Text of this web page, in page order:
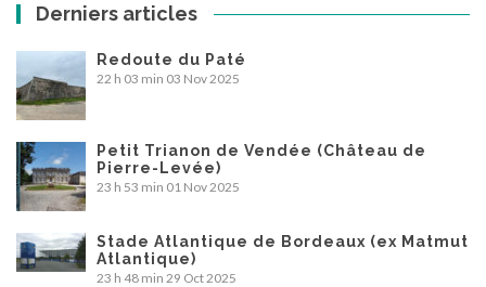
Derniers articles
Redoute du Paté
22 h 03 min 03 Nov 2025
Petit Trianon de Vendée (Château de
Pierre-Levée)
23 h 53 min 01 Nov 2025
Stade Atlantique de Bordeaux (ex Matmut
Atlantique)
23 h 48 min 29 Oct 2025